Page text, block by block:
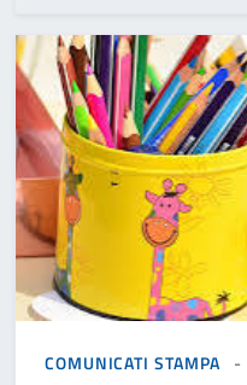
COMUNICATI STAMPA